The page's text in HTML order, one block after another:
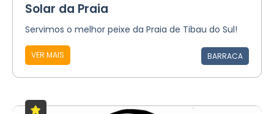
Solar da Praia
Servimos o melhor peixe da Praia de Tibau do Sul!
VER MAIS BARRACA